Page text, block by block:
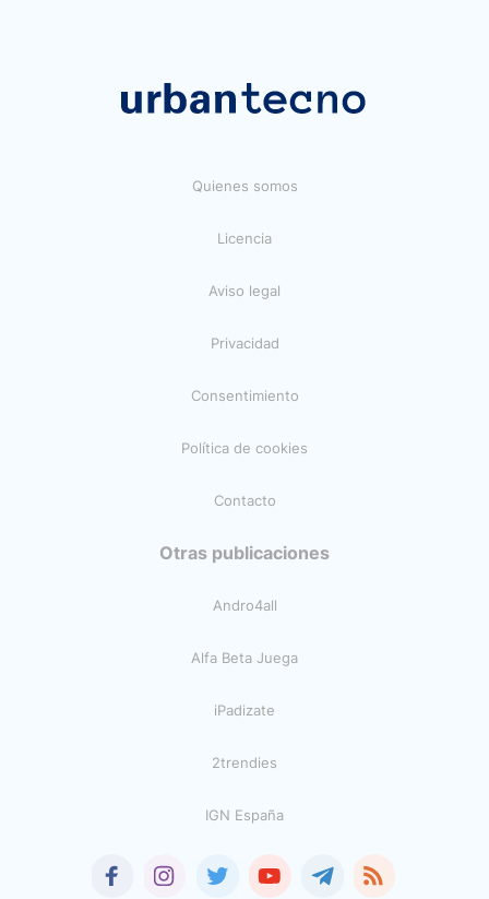
Quienes somos
Licencia
Aviso legal
Privacidad
Consentimiento
Política de cookies
Contacto
Otras publicaciones
Andro4all
Alfa Beta Juega
iPadizate
2trendies
IGN España